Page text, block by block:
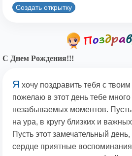
Создать открытку
С Днем Рождения!!!
Я хочу поздравить тебя с
пожелаю в этот день тебе
незабываемых моментов. Пусть
на ура, в кругу близких и
Пусть этот замечательный
сердце приятные